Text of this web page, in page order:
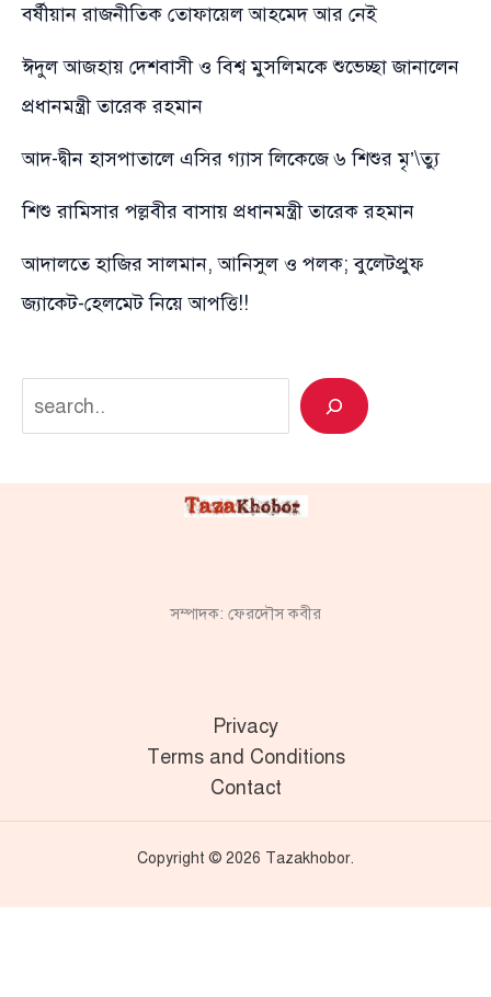
বর্ষীয়ান রাজনীতিক তোফায়েল আহমেদ আর নেই
ঈদুল আজহায় দেশবাসী ও বিশ্ব মুসলিমকে শুভেচ্ছা জানালেন
প্রধানমন্ত্রী তারেক রহমান
আদ-দ্বীন হাসপাতালে এসির গ্যাস লিকেজে ৬ শিশুর মৃ’\ত্যু
শিশু রামিসার পল্লবীর বাসায় প্রধানমন্ত্রী তারেক রহমান
আদালতে হাজির সালমান, আনিসুল ও পলক; বুলেটপ্রুফ
জ্যাকেট-হেলমেট নিয়ে আপত্তি!!
Search
সম্পাদক: ফেরদৌস কবীর
Privacy
Terms and Conditions
Contact
Copyright © 2026 Tazakhobor.